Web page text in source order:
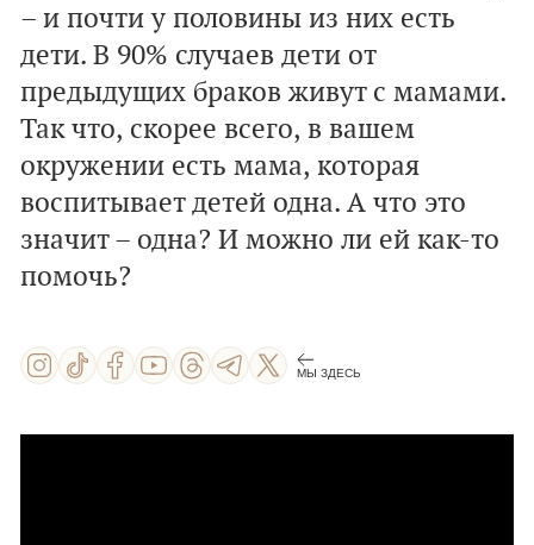
– и почти у половины из них есть
дети. В 90% случаев дети от
предыдущих браков живут с мамами.
Так что, скорее всего, в вашем
окружении есть мама, которая
воспитывает детей одна. А что это
значит – одна? И можно ли ей как-то
помочь?
МЫ ЗДЕСЬ